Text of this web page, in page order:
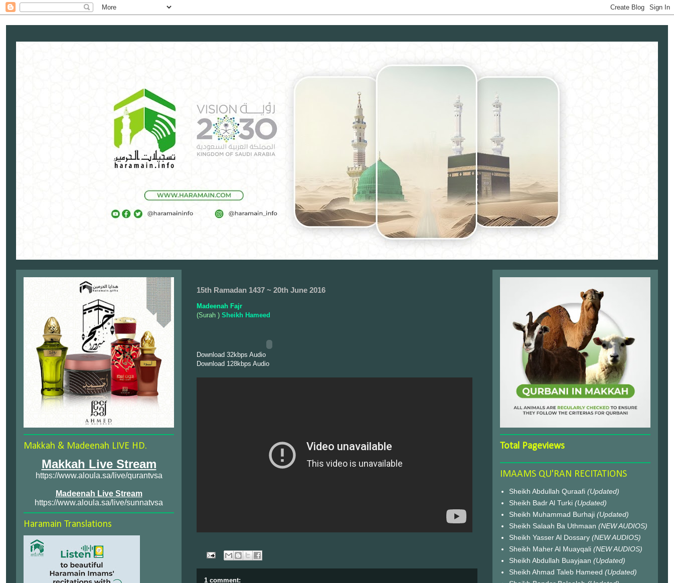
15th Ramadan 1437 ~ 20th June 2016
Madeenah Fajr
(Surah ) Sheikh Hameed
Download 32kbps Audio
Download 128kbps Audio
1 comment:
Makkah & Madeenah LIVE HD.
Makkah Live Stream
https://www.aloula.sa/live/qurantvsa
Madeenah Live Stream
https://www.aloula.sa/live/sunnatvsa
Haramain Translations
Total Pageviews
IMAAMS QU'RAN RECITATIONS
Sheikh Abdullah Quraafi (Updated)
Sheikh Badr Al Turki (Updated)
Sheikh Muhammad Burhaji (Updated)
Sheikh Salaah Ba Uthmaan (NEW AUDIOS)
Sheikh Yasser Al Dossary (NEW AUDIOS)
Sheikh Maher Al Muayqali (NEW AUDIOS)
Sheikh Abdullah Buayjaan (Updated)
Sheikh Ahmad Taleb Hameed (Updated)